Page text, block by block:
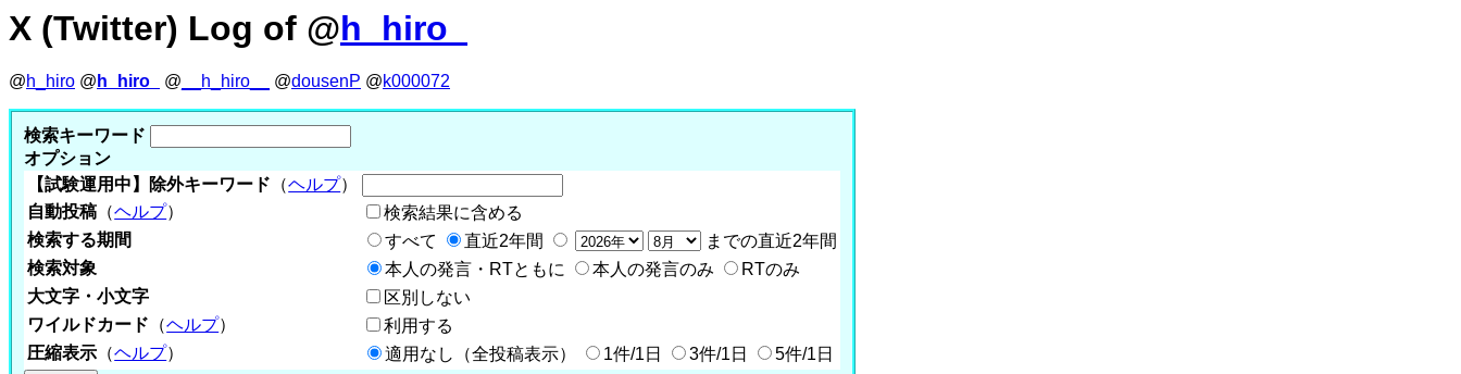
X (Twitter) Log of @h_hiro_
@h_hiro @ h_hiro_ @ __h_hiro__ @dousenP @k000072
検索キーワード
オプション
【試験運用中】除外キーワード （ヘルプ）
自動投稿 （ヘルプ）
検索結果に含める
検索する期間
すべて 直近2年間
までの直近2年間
検索対象
本人の発言・RTともに 本人の発言のみ
RTのみ
大文字・小文字
区別しない
ワイルドカード （ヘルプ）
利用する
圧縮表示 （ヘルプ） 適用なし（全投稿表示） 1件/1日 3件/1日 5件/1日